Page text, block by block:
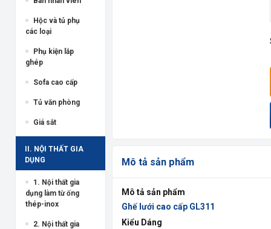
Hộc và tủ phụ
các loại
Phụ kiện lắp
ghép
Sofa cao cấp
Tủ văn phòng
Giá sắt
II. NỘI THẤT GIA
DỤNG
1. Nội thất gia
dụng làm từ ống
thép-inox
2. Nội thất gia
Mô tả sản phẩm
Mô tả sản phẩm
Ghế lưới cao cấp GL311
Kiểu Dáng